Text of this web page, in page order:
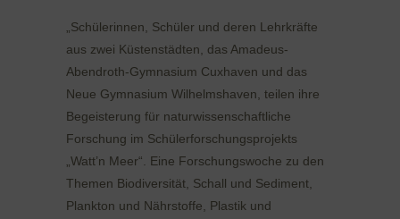
„Schülerinnen, Schüler und deren Lehrkräfte
aus zwei Küstenstädten, das Amadeus-
Abendroth-Gymnasium Cuxhaven und das
Neue Gymnasium Wilhelmshaven, teilen ihre
Begeisterung für naturwissenschaftliche
Forschung im Schülerforschungsprojekts
„Watt’n Meer“. Eine Forschungswoche zu den
Themen Biodiversität, Schall und Sediment,
Plankton und Nährstoffe, Plastik und